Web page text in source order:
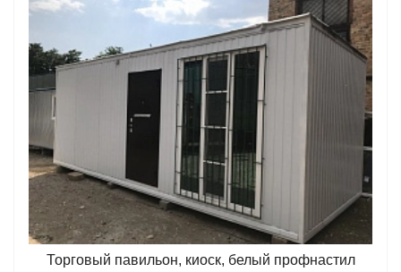
Торговый павильон, киоск, белый профнастил